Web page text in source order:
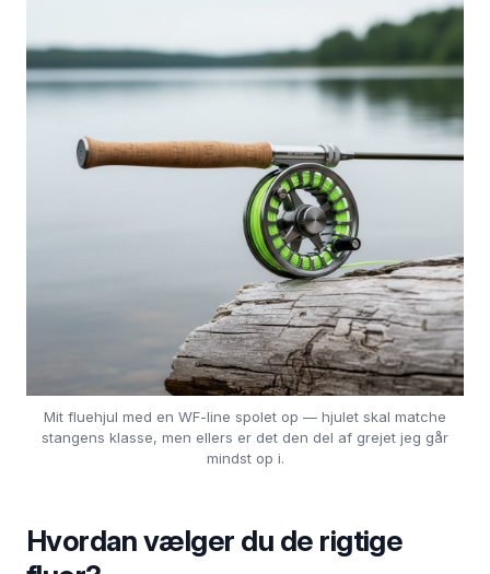
Mit fluehjul med en WF-line spolet op — hjulet skal matche
stangens klasse, men ellers er det den del af grejet jeg går
mindst op i.
Hvordan vælger du de rigtige